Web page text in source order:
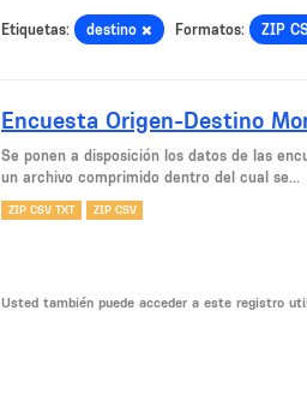
Etiquetas: destino Formatos: ZIP
Encuesta Origen-Destino
Se ponen a disposición los datos de las
un archivo comprimido dentro del cual se...
ZIP CSV TXT ZIP CSV
Usted también puede acceder a este registro